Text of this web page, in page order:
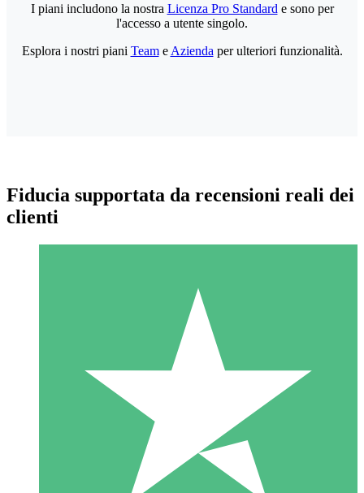
Pacchetti di Crediti Individuali
Paga a consumo con crediti di download. Nessun impegno
1 Download
10
I piani includono la nostra Licenza Pro Standard e sono per
l'accesso a utente singolo.
Esplora i nostri piani Teame Azienda per ulteriori funzionalità.
Fiducia supportata da recensioni reali dei
clienti